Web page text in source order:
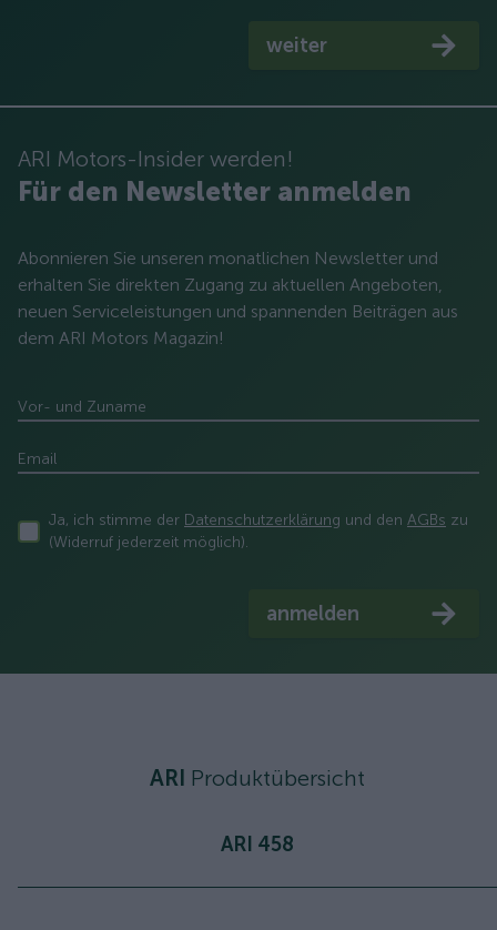
weiter
ARI Motors-Insider werden!
Für den Newsletter anmelden
Abonnieren Sie unseren monatlichen Newsletter und
erhalten Sie direkten Zugang zu aktuellen Angeboten,
neuen Serviceleistungen und spannenden Beiträgen aus
dem ARI Motors Magazin!
Vor- und Zuname
Email
Ja, ich stimme der Datenschutzerklärung und den AGBs zu
(Widerruf jederzeit möglich).
anmelden
ARI Produktübersicht
ARI 458